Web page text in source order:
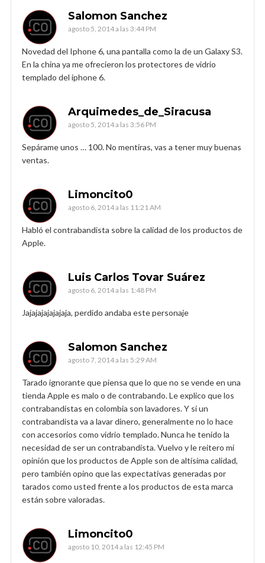
Salomon Sanchez
agosto 5, 2014 a las 3:44 PM
Novedad del Iphone 6, una pantalla como la de un Galaxy S3.
En la china ya me ofrecieron los protectores de vidrio
templado del iphone 6.
Arquimedes_de_Siracusa
agosto 5, 2014 a las 3:56 PM
Sepárame unos … 100. No mentiras, vas a tener muy buenas
ventas.
Limoncito0
agosto 6, 2014 a las 11:21 AM
Habló el contrabandista sobre la calidad de los productos de
Apple.
Luis Carlos Tovar Suárez
agosto 6, 2014 a las 1:48 PM
Jajajajajajajaja, perdido andaba este personaje
Salomon Sanchez
agosto 7, 2014 a las 5:29 AM
Tarado ignorante que piensa que lo que no se vende en una
tienda Apple es malo o de contrabando. Le explico que los
contrabandistas en colombia son lavadores. Y si un
contrabandista va a lavar dinero, generalmente no lo hace
con accesorios como vidrio templado. Nunca he tenido la
necesidad de ser un contrabandista. Vuelvo y le reitero mi
opinión que los productos de Apple son de altísima calidad,
pero también opino que las expectativas generadas por
tarados como usted frente a los productos de esta marca
están sobre valoradas.
Limoncito0
agosto 10, 2014 a las 12:45 PM